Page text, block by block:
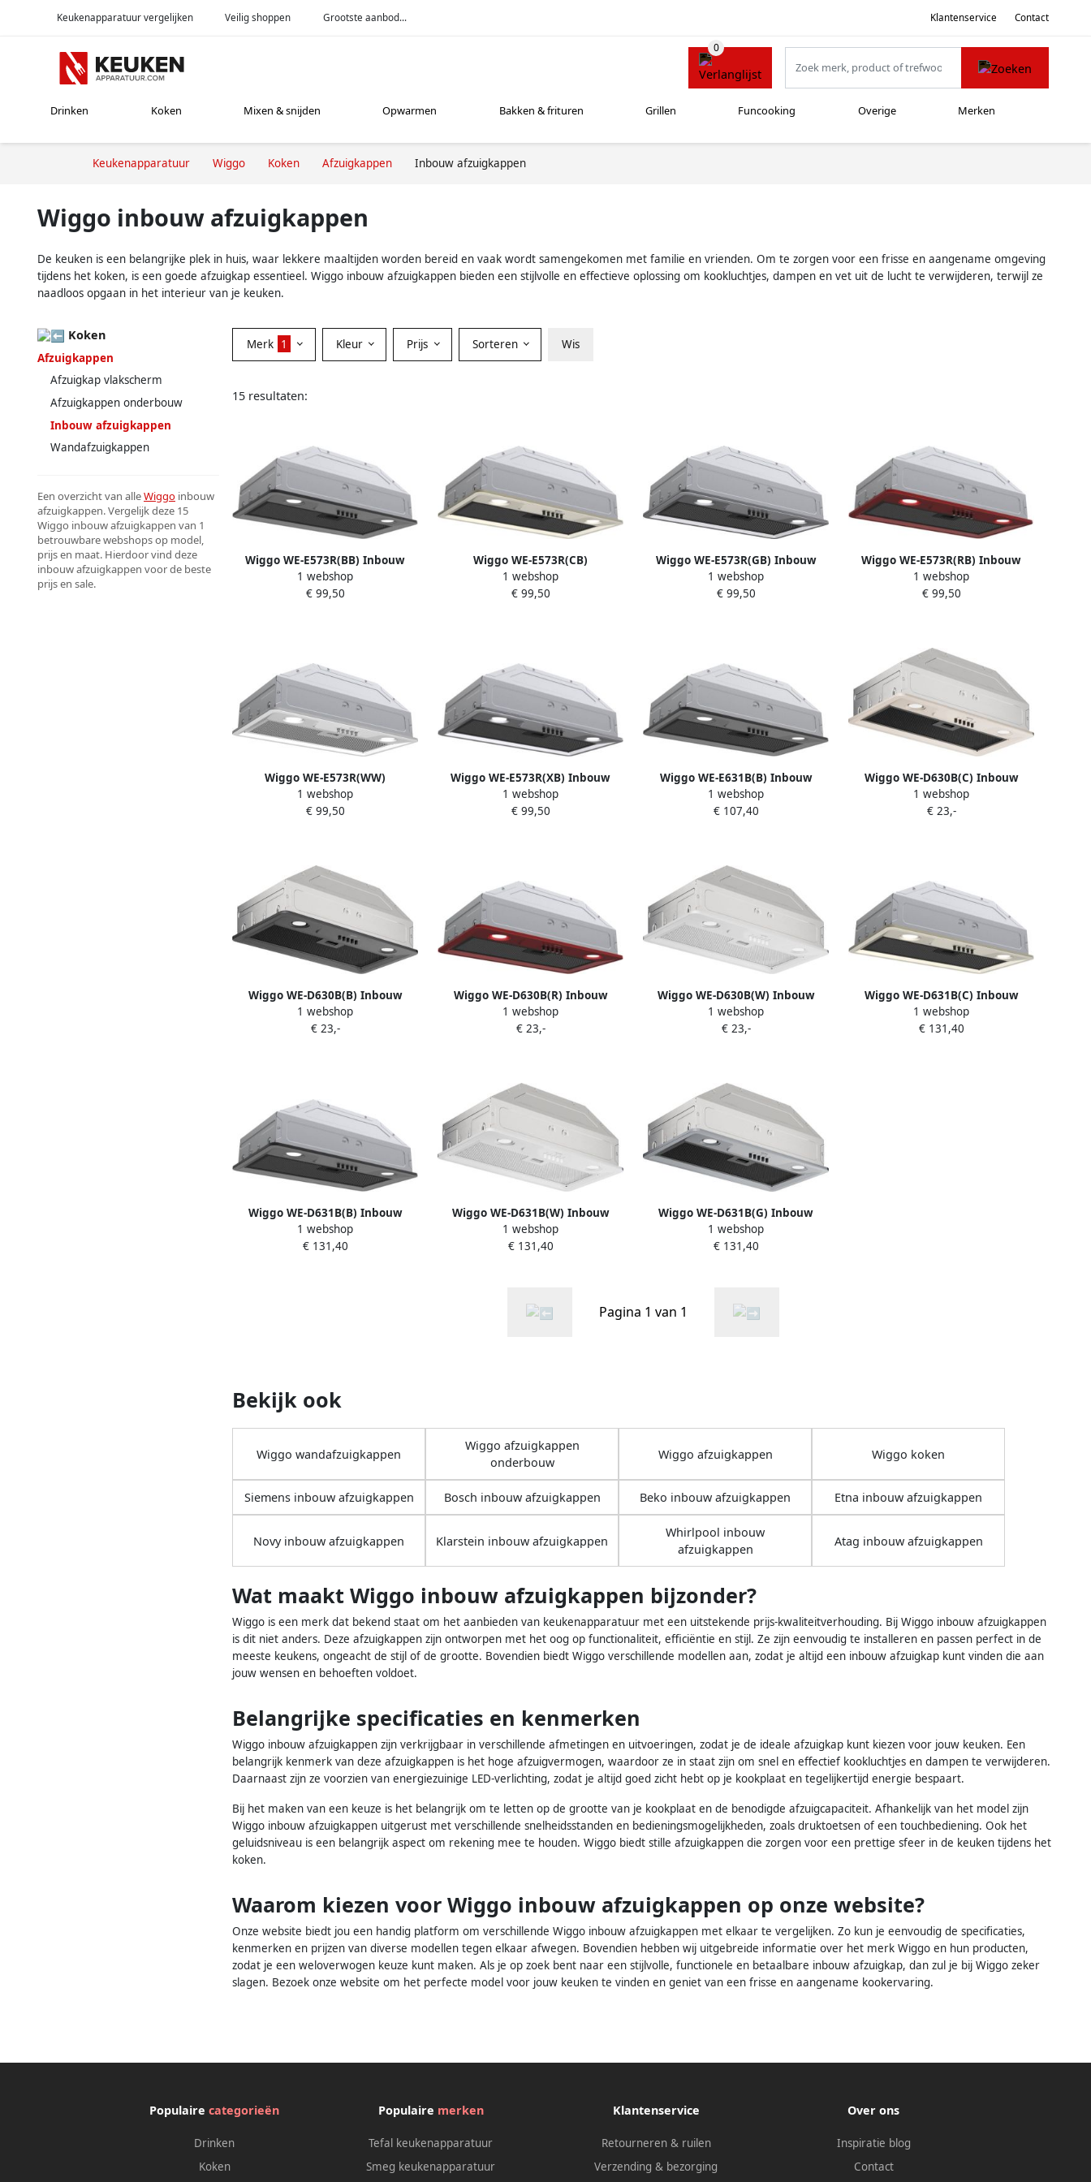
Keukenapparatuur vergelijken Veilig shoppen Grootste aanbod... Klantenservice Contact
Drinken Koken Mixen & snijden Opwarmen Bakken & frituren Grillen Funcooking Overige Merken
Keukenapparatuur Wiggo Koken Afzuigkappen Inbouw afzuigkappen
Wiggo inbouw afzuigkappen
De keuken is een belangrijke plek in huis, waar lekkere maaltijden worden bereid en vaak wordt samengekomen met familie en vrienden. Om te zorgen voor een frisse en aangename omgeving
tijdens het koken, is een goede afzuigkap essentieel. Wiggo inbouw afzuigkappen bieden een stijlvolle en effectieve oplossing om kookluchtjes, dampen en vet uit de lucht te verwijderen, terwijl ze
naadloos opgaan in het interieur van je keuken.
Koken
Afzuigkappen
Afzuigkap vlakscherm
Afzuigkappen onderbouw
Inbouw afzuigkappen
Wandafzuigkappen
Een overzicht van alleWiggo inbouw
afzuigkappen. Vergelijk deze 15
Wiggo inbouw afzuigkappen van 1
betrouwbare webshops op model,
prijs en maat. Hierdoor vind deze
inbouw afzuigkappen voor de beste
prijs en sale.
Merk 1 Kleur Prijs Sorteren Wis
15 resultaten:
Wiggo WE-E573R(BB) Inbouw
Afzuigkap 60 cm Zwart
1 webshop
€ 99,50
Wiggo WE-E573R(CB)
Wandschouw Afzuigkap 60cm
Créme
1 webshop
€ 99,50
Wiggo WE-E573R(GB) Inbouw
Afzuigkap 60 cm Grijs
1 webshop
€ 99,50
Wiggo WE-E573R(RB) Inbouw
Afzuigkap 60 cm Rood
1 webshop
€ 99,50
Wiggo WE-E573R(WW)
Wandschouw Afzuigkap 60 cm
Wit
1 webshop
€ 99,50
Wiggo WE-E573R(XB) Inbouw
Afzuigkap 60 cm Rvs
1 webshop
€ 99,50
Wiggo WE-E631B(B) Inbouw
Afzuigkap 60cm Zwart
1 webshop
€ 107,40
Wiggo WE-D630B(C) Inbouw
Afzuigkap 60cm Créme
1 webshop
€ 23,-
Wiggo WE-D630B(B) Inbouw
Afzuigkap 60cm Zwart
1 webshop
€ 23,-
Wiggo WE-D630B(R) Inbouw
Afzuigkap 60cm Rood
1 webshop
€ 23,-
Wiggo WE-D630B(W) Inbouw
Afzuigkap 60cm Wit
1 webshop
€ 23,-
Wiggo WE-D631B(C) Inbouw
Afzuigkap 60cm Créme
1 webshop
€ 131,40
Wiggo WE-D631B(B) Inbouw
Afzuigkap 60cm Zwart
1 webshop
€ 131,40
Wiggo WE-D631B(W) Inbouw
Afzuigkap 60cm 300m³ h 3
standen Energieklasse D Wit
1 webshop
€ 131,40
Wiggo WE-D631B(G) Inbouw
Afzuigkap 60cm 300m³ h 3
standen Energieklasse D Grijs
1 webshop
€ 131,40
Pagina 1 van 1
Bekijk ook
Wiggo wandafzuigkappen
Wiggo afzuigkappen
onderbouw
Wiggo afzuigkappen Wiggo koken
Siemens inbouw afzuigkappen Bosch inbouw afzuigkappen Beko inbouw afzuigkappen Etna inbouw afzuigkappen
Novy inbouw afzuigkappen Klarstein inbouw afzuigkappen
Whirlpool inbouw
afzuigkappen
Atag inbouw afzuigkappen
Wat maakt Wiggo inbouw afzuigkappen bijzonder?
Wiggo is een merk dat bekend staat om het aanbieden van keukenapparatuur met een uitstekende prijs-kwaliteitverhouding. Bij Wiggo inbouw afzuigkappen
is dit niet anders. Deze afzuigkappen zijn ontworpen met het oog op functionaliteit, efficiëntie en stijl. Ze zijn eenvoudig te installeren en passen perfect in de
meeste keukens, ongeacht de stijl of de grootte. Bovendien biedt Wiggo verschillende modellen aan, zodat je altijd een inbouw afzuigkap kunt vinden die aan
jouw wensen en behoeften voldoet.
Belangrijke specificaties en kenmerken
Wiggo inbouw afzuigkappen zijn verkrijgbaar in verschillende afmetingen en uitvoeringen, zodat je de ideale afzuigkap kunt kiezen voor jouw keuken. Een
belangrijk kenmerk van deze afzuigkappen is het hoge afzuigvermogen, waardoor ze in staat zijn om snel en effectief kookluchtjes en dampen te verwijderen.
Daarnaast zijn ze voorzien van energiezuinige LED-verlichting, zodat je altijd goed zicht hebt op je kookplaat en tegelijkertijd energie bespaart.
Bij het maken van een keuze is het belangrijk om te letten op de grootte van je kookplaat en de benodigde afzuigcapaciteit. Afhankelijk van het model zijn
Wiggo inbouw afzuigkappen uitgerust met verschillende snelheidsstanden en bedieningsmogelijkheden, zoals druktoetsen of een touchbediening. Ook het
geluidsniveau is een belangrijk aspect om rekening mee te houden. Wiggo biedt stille afzuigkappen die zorgen voor een prettige sfeer in de keuken tijdens het
koken.
Waarom kiezen voor Wiggo inbouw afzuigkappen op onze website?
Onze website biedt jou een handig platform om verschillende Wiggo inbouw afzuigkappen met elkaar te vergelijken. Zo kun je eenvoudig de specificaties,
kenmerken en prijzen van diverse modellen tegen elkaar afwegen. Bovendien hebben wij uitgebreide informatie over het merk Wiggo en hun producten,
zodat je een weloverwogen keuze kunt maken. Als je op zoek bent naar een stijlvolle, functionele en betaalbare inbouw afzuigkap, dan zul je bij Wiggo zeker
slagen. Bezoek onze website om het perfecte model voor jouw keuken te vinden en geniet van een frisse en aangename kookervaring.
Populairecategorieën
Drinken
Koken
Populaire merken
Tefal keukenapparatuur
Smeg keukenapparatuur
Klantenservice
Retourneren & ruilen
Verzending & bezorging
Over ons
Inspiratie blog
Contact